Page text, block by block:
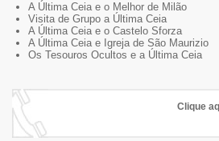
A Última Ceia e o Melhor de Milão
Visita de Grupo a Última Ceia
A Última Ceia e o Castelo Sforza
A Última Ceia e Igreja de São Maurizio
Os Tesouros Ocultos e a Última Ceia
Clique